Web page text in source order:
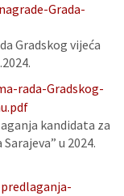
Grada-
Gradskog vijeća
rada-Gradskog-
kandidata za
u 2024.